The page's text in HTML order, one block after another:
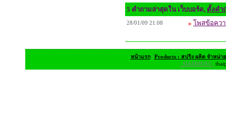
5 คำถามล่าสุดใน เว็บบอร์ด, ตั้งคำ
28/01/09 21:08 » โพสข้อคว
หน้าแรก| Products : สปริง ผลิต จำหน่า
..SIAMHOST..